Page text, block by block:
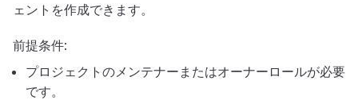
ェントを作成できます。
前提条件:
プロジェクトのメンテナーまたはオーナーロールが必要
です。